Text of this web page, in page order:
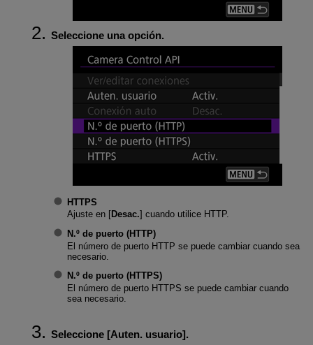
Seleccione una opción.
HTTPS
Ajuste en [Desac.] cuando utilice HTTP.
N.º de puerto (HTTP)
El número de puerto HTTP se puede cambiar cuando sea
necesario.
N.º de puerto (HTTPS)
El número de puerto HTTPS se puede cambiar cuando
sea necesario.
Seleccione [Auten. usuario].